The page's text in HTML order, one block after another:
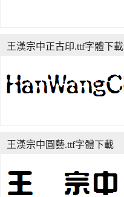
王漢宗中正古印.ttf字體下載
王漢宗中圓藝.ttf字體下載